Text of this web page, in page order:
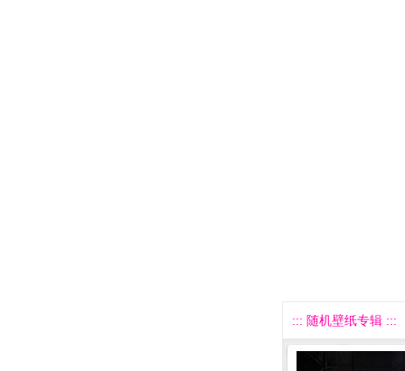
::: 随机壁纸专辑 :::